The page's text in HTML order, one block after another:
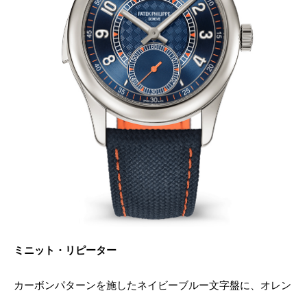
ミニット・リピーター
カーボンパターンを施したネイビーブルー文字盤に、オレン